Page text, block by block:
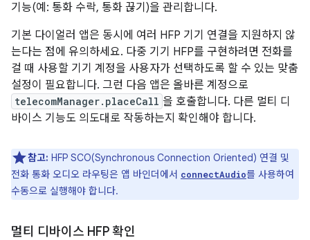
기능(예: 통화 수락, 통화 끊기)을 관리합니다.
기본 다이얼러 앱은 동시에 여러 HFP 기기 연결을 지원하지 않
는다는 점에 유의하세요. 다중 기기 HFP를 구현하려면 전화를
걸 때 사용할 기기 계정을 사용자가 선택하도록 할 수 있는 맞춤
설정이 필요합니다. 그런 다음 앱은 올바른 계정으로
telecomManager.placeCall 을 호출합니다. 다른 멀티 디
바이스 기능도 의도대로 작동하는지 확인해야 합니다.
참고: HFP SCO(Synchronous Connection Oriented) 연결 및
전화 통화 오디오 라우팅은 앱 바인더에서 connectAudio를 사용하여
수동으로 실행해야 합니다.
멀티 디바이스 HFP 확인